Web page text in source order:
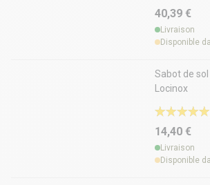
40,39 €
Livraison
Disponible
Sabot de
Locinox
14,40 €
Livraison
Disponible